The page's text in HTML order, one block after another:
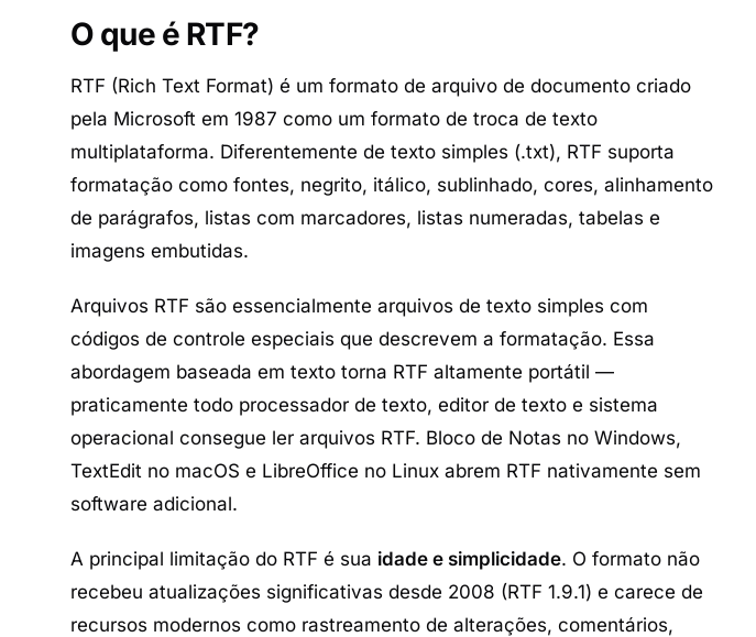
O que é RTF?
RTF (Rich Text Format) é um formato de arquivo de documento criado
pela Microsoft em 1987 como um formato de troca de texto
multiplataforma. Diferentemente de texto simples (.txt), RTF suporta
formatação como fontes, negrito, itálico, sublinhado, cores, alinhamento
de parágrafos, listas com marcadores, listas numeradas, tabelas e
imagens embutidas.
Arquivos RTF são essencialmente arquivos de texto simples com
códigos de controle especiais que descrevem a formatação. Essa
abordagem baseada em texto torna RTF altamente portátil —
praticamente todo processador de texto, editor de texto e sistema
operacional consegue ler arquivos RTF. Bloco de Notas no Windows,
TextEdit no macOS e LibreOffice no Linux abrem RTF nativamente sem
software adicional.
A principal limitação do RTF é sua idade e simplicidade. O formato não
recebeu atualizações significativas desde 2008 (RTF 1.9.1) e carece de
recursos modernos como rastreamento de alterações, comentários,